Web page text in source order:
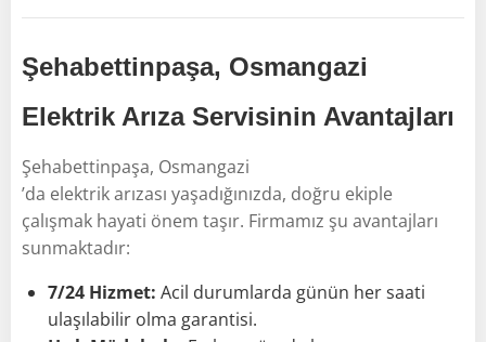
Şehabettinpaşa, Osmangazi
Elektrik Arıza Servisinin Avantajları
Şehabettinpaşa, Osmangazi
’da elektrik arızası yaşadığınızda, doğru ekiple
çalışmak hayati önem taşır. Firmamız şu avantajları
sunmaktadır:
7/24 Hizmet: Acil durumlarda günün her saati
ulaşılabilir olma garantisi.